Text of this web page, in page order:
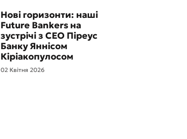
Нові горизонти: наші
Future Bankers на
зустрічі з CEO Піреус
Банку Яннісом
Кіріакопулосом
02 Квітня 2026